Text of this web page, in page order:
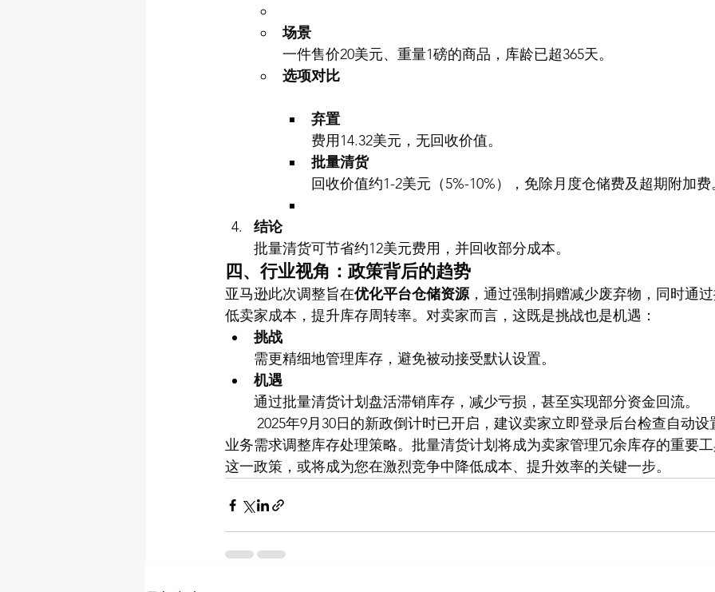
场景
一件售价20美元、重量1磅的商品，库龄已超365天。
选项对比
弃置
费用14.32美元，无回收价值。
批量清货
回收价值约1-2美元（5%-10%），免除月度仓储费及超期附加费
结论
批量清货可节省约12美元费用，并回收部分成本。
四、行业视角：政策背后的趋势
亚马逊此次调整旨在优化平台仓储资源 ，通过强制捐赠减少废弃物，同时通
低卖家成本，提升库存周转率。对卖家而言，这既是挑战也是机遇：
挑战
需更精细地管理库存，避免被动接受默认设置。
机遇
通过批量清货计划盘活滞销库存，减少亏损，甚至实现部分资金回流。
2025年9月30日的新政倒计时已开启，建议卖家立即登录后台检查自动设
业务需求调整库存处理策略。批量清货计划将成为卖家管理冗余库存的重要
这一政策，或将成为您在激烈竞争中降低成本、提升效率的关键一步。